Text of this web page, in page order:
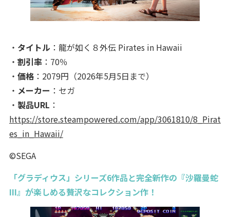
・ タイトル ：龍が如く８外伝 Pirates in Hawaii
・ 割引率：70％
・ 価格：2079円（2026年5月5日まで）
・ メーカー ：セガ
・ 製品URL ：
https://store.steampowered.com/app/3061810/8_Pirat
es_in_Hawaii/
©SEGA
「グラディウス」シリーズ6作品と完全新作の『沙羅曼蛇
III』が楽しめる贅沢なコレクション作！